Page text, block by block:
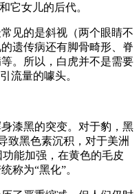
它女儿的后代。
见的是斜视（两个眼睛不
遗传病还有脚骨畸形、脊
。所以，白虎并不是需要
流量的噱头。
漆黑的突变。对于豹，黑
致黑色素沉积，对于美洲
能加强，在黄色的毛皮
称为“黑化”。